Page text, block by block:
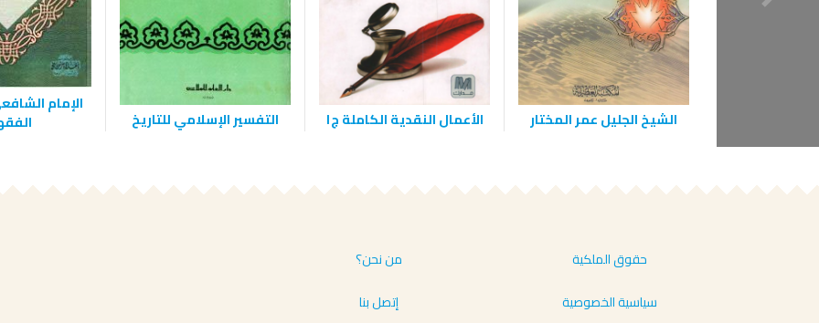
الشيخ الجليل عمر المختار الأعمال النقدية الكاملة ج١ التفسير الإسلامي للتاريخ
الإمام
حقوق الملكية
سياسية الخصوصية
من نحن؟
إتصل بنا